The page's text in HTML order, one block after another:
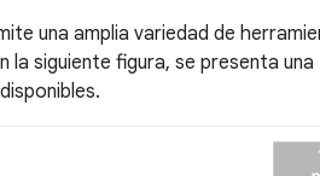
una amplia variedad de
la siguiente figura, se presenta